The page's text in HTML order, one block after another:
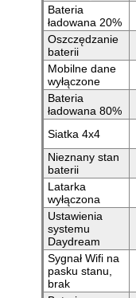
Bateria
ładowana 20%
Oszczędzanie
baterii
Mobilne dane
wyłączone
Bateria
ładowana 80%
Siatka 4x4
Nieznany stan
baterii
Latarka
wyłączona
Ustawienia
systemu
Daydream
Sygnał Wifi na
pasku stanu,
brak